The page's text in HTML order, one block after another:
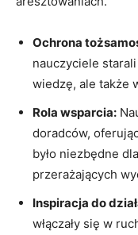
Ochrona
nauczyciele
wiedzę, ale także
Rola wsparcia:
doradców,
było niezbędne
przerażających
Inspiracja do
włączały się w